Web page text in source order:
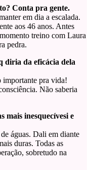
Conta pra gente.
em dia a escalada.
aos 46 anos. Antes
treino com Laura
pedra.
diria da eficácia dela
importante pra vida!
Não saberia
mais inesquecívesi e
águas. Dali em diante
duras. Todas as
sobretudo na